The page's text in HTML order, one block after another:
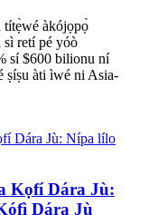
àkójọpọ̀
retí pé yóò
sí $600 bilionu ní
ṣíṣu àti ìwé ni Asia-
Kọfí Dára Jù:
Dára Jù